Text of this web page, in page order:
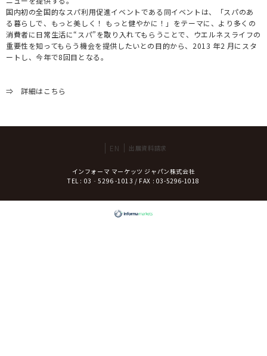
国内初の全国的なスパ利用促進イベントである同イベントは、「スパのあ
る暮らしで、もっと美しく！ もっと健やかに！」をテーマに、より多くの
消費者に日常生活に“スパ”を取り入れてもらうことで、ウエルネスライフの
重要性を知ってもらう機会を提供したいとの目的から、2013 年2 月にスタ
ートし、今年で8回目となる。
⇒詳細はこちら
EN 出展資料請求
インフォーマ マーケッツ ジャパン株式会社
TEL : 03‐5296 -1013 / FAX : 03-5296-1018